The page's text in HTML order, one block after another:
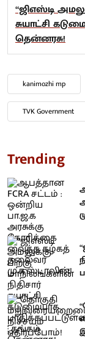
“ஜிஎஸ்டி
சுயாட்சி
தென்னரசு!
kanimozhi mp
TVK Government
Trending